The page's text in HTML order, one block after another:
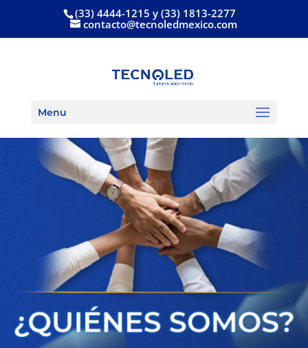
(33) 4444-1215 y (33) 1813-2277
contacto@tecnoledmexico.com
Menu